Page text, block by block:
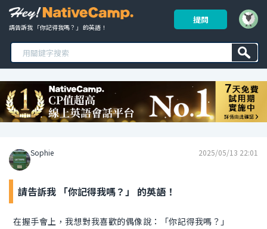
請告訴我 「你記得我嗎？」 的英語！
提問
Sophie 2025/05/13 22:01
請告訴我 「你記得我嗎？」 的英語！
在握手會上，我想對我喜歡的偶像說：「你記得我嗎？」